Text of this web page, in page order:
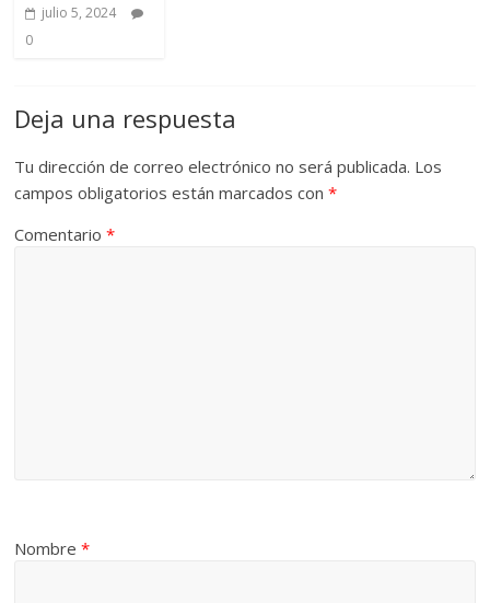
julio 5, 2024
0
Deja una respuesta
Tu dirección de correo electrónico no será publicada. Los
campos obligatorios están marcados con*
Comentario*
Nombre*